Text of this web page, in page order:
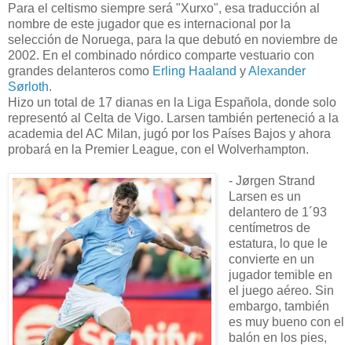
Para el celtismo siempre será "Xurxo", esa traducción al
nombre de este jugador que es internacional por la
selección de Noruega, para la que debutó en noviembre de
2002. En el combinado nórdico comparte vestuario con
grandes delanteros como Erling Haaland yAlexander
Sørloth.
Hizo un total de 17 dianas en la Liga Española, donde solo
representó al Celta de Vigo. Larsen también perteneció a la
academia del AC Milan, jugó por los Países Bajos y ahora
probará en la Premier League, con el Wolverhampton.
- Jørgen Strand
Larsen es un
delantero de 1´93
centímetros de
estatura, lo que le
convierte en un
jugador temible en
el juego aéreo. Sin
embargo, también
es muy bueno con el
balón en los pies,